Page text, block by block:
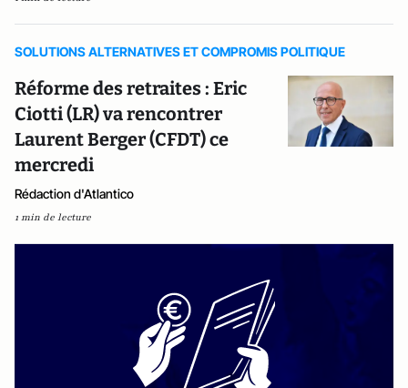
SOLUTIONS ALTERNATIVES ET COMPROMIS POLITIQUE
Réforme des retraites : Eric
Ciotti (LR) va rencontrer
Laurent Berger (CFDT) ce
mercredi
Rédaction d'Atlantico
1 min de lecture